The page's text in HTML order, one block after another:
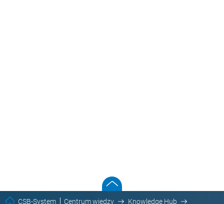
CSB-System Centrum wiedzy Knowledge Hub